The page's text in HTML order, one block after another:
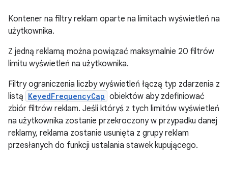
Kontener na filtry reklam oparte na limitach wyświetleń na
użytkownika.
Z jedną reklamą można powiązać maksymalnie 20 filtrów
limitu wyświetleń na użytkownika.
Filtry ograniczenia liczby wyświetleń łączą typ zdarzenia z
listą KeyedFrequencyCap obiektów aby zdefiniować
zbiór filtrów reklam. Jeśli któryś z tych limitów wyświetleń
na użytkownika zostanie przekroczony w przypadku danej
reklamy, reklama zostanie usunięta z grupy reklam
przesłanych do funkcji ustalania stawek kupującego.